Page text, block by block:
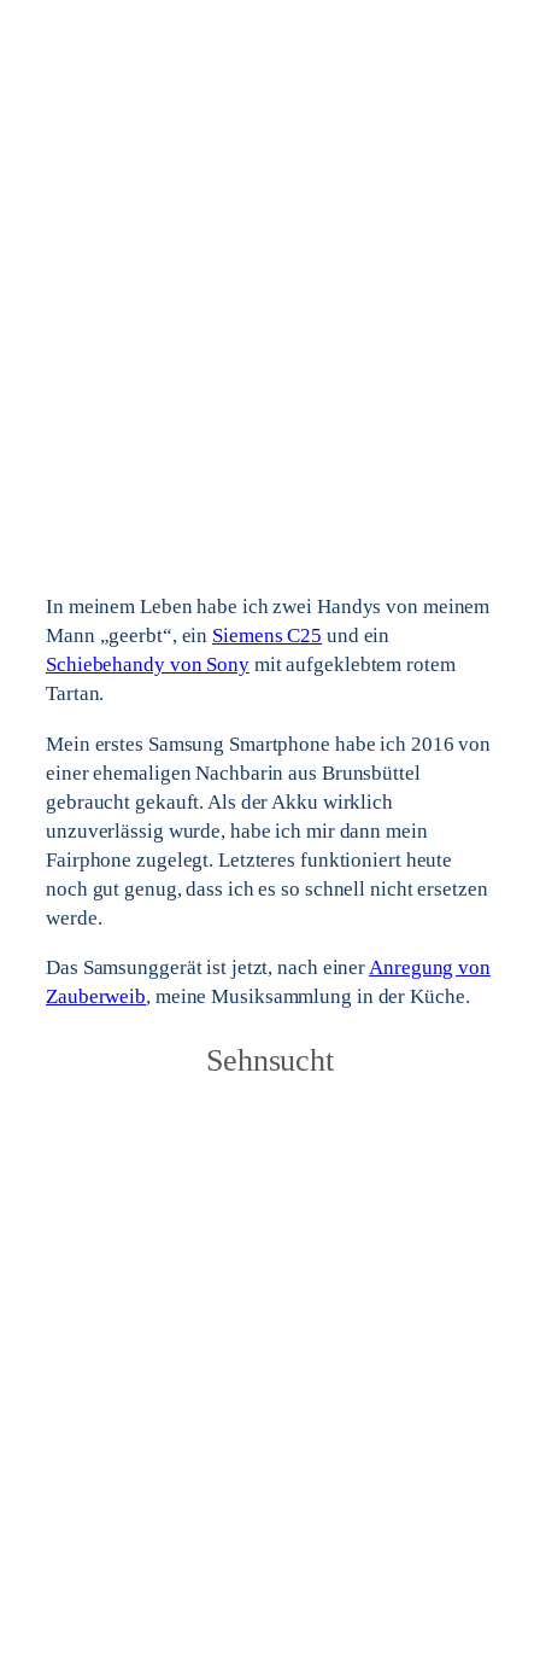
In meinem Leben habe ich zwei Handys von meinem
Mann „geerbt“, ein Siemens C25 und ein
Schiebehandy von Sonymit aufgeklebtem rotem
Tartan.
Mein erstes Samsung Smartphone habe ich 2016 von
einer ehemaligen Nachbarin aus Brunsbüttel
gebraucht gekauft. Als der Akku wirklich
unzuverlässig wurde, habe ich mir dann mein
Fairphone zugelegt. Letzteres funktioniert heute
noch gut genug, dass ich es so schnell nicht ersetzen
werde.
Das Samsunggerät ist jetzt, nach einerAnregung von
Zauberweib, meine Musiksammlung in der Küche.
Sehnsucht